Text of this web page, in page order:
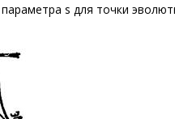
s для точки